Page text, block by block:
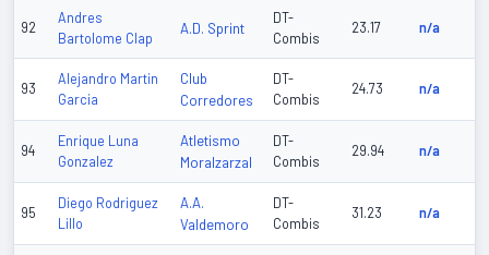
92
Andres
Bartolome Clap
A.D. Sprint
DT-
Combis
23.17 n/a
93
Alejandro Martin
Garcia
Club
Corredores
DT-
Combis
24.73 n/a
94
Enrique Luna
Gonzalez
Atletismo
Moralzarzal
DT-
Combis
29.94 n/a
95
Diego Rodriguez
Lillo
A.A.
Valdemoro
DT-
Combis
31.23 n/a